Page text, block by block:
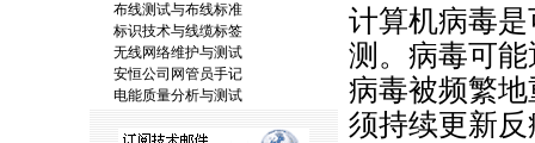
布线测试与布线标准
标识技术与线缆标签
无线网络维护与测试
安恒公司网管员手记
电能质量分析与测试
计算机病毒
测。病毒可
病毒被频繁
须持续更新